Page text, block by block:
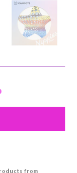
from